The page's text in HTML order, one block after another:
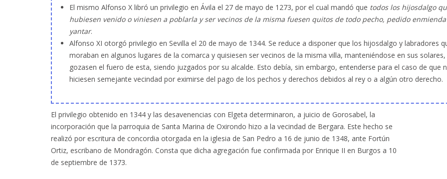
El mismo Alfonso X libró un privilegio en Ávila el 27 de mayo de 1273, por el cual mandó que todos los hijosdalgo
hubiesen venido o viniesen a poblarla y ser vecinos de la misma fuesen quitos de todo pecho, pedido
yantar.
Alfonso XI otorgó privilegio en Sevilla el 20 de mayo de 1344. Se reduce a disponer que los hijosdalgo y labradores
moraban en algunos lugares de la comarca y quisiesen ser vecinos de la misma villa, manteniéndose en sus solares,
gozasen el fuero de esta, siendo juzgados por su alcalde. Esto debía, sin embargo, entenderse para el caso de que
hiciesen semejante vecindad por eximirse del pago de los pechos y derechos debidos al rey o a algún otro derecho.
El privilegio obtenido en 1344 y las desavenencias con Elgeta determinaron, a juicio de Gorosabel, la
incorporación que la parroquia de Santa Marina de Oxirondo hizo a la vecindad de Bergara. Este hecho se
realizó por escritura de concordia otorgada en la iglesia de San Pedro a 16 de junio de 1348, ante Fortún
Ortiz, escribano de Mondragón. Consta que dicha agregación fue confirmada por Enrique II en Burgos a 10
de septiembre de 1373.